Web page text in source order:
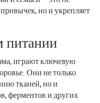
но и укрепляет
питании
играют ключевую
Они не только
тканей, но и
ферментов и других